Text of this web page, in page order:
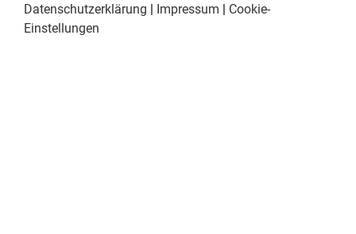
Datenschutzerklärung | Impressum | Cookie-
Einstellungen